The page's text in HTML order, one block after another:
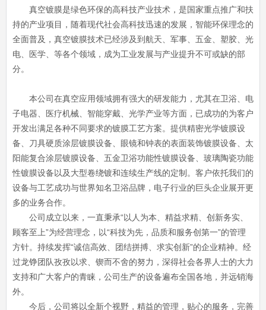
真空镀膜是绿色环保的高科技产业技术，是国家重点推广和扶
持的产业项目，随着现代社会高科技迅速的发展，智能环保理念的
全面普及，真空镀膜技术已经涉及到航天、军事、五金、塑胶、光
电、医学、等各个领域，成为工业发展与产业提升不可或缺的部
分。
本公司在真空应用领域拥有强大的研发能力，尤其在卫浴、电
子电器、医疗机械、智能穿戴、光学产业等方面，已成功的为客户
开发出满足各种不同要求的镀膜工艺方案。提供精密光学镀膜设
备、刀具硬质涂层镀膜设备、眼镜和钟表的表面装饰镀膜设备、太
阳能复合涂层镀膜设备、五金卫浴功能性镀膜设备、玻璃陶瓷功能
性镀膜设备以及大型卷绕镀和连续生产线的定制。客户依托我们的
设备与工艺成功与世界知名卫浴品牌，电子行业的巨头企业展开更
多的业务合作。
公司成立以来，一直秉承“以人为本、精益求精、创新务实、
顾客至上”为经营理念，以“科技为先，品质和服务创第一”的管理
方针。持续发挥“诚信高效、团结拼搏、求实创新”的企业精神。经
过龙铮团队孜孜以求、锲而不舍的努力，深得社会各界人士的大力
支持和广大客户的青睐，公司生产的设备遍布全国各地，并远销海
外。
今后，公司将以全新个视野，精益的管理，贴心的服务，完善